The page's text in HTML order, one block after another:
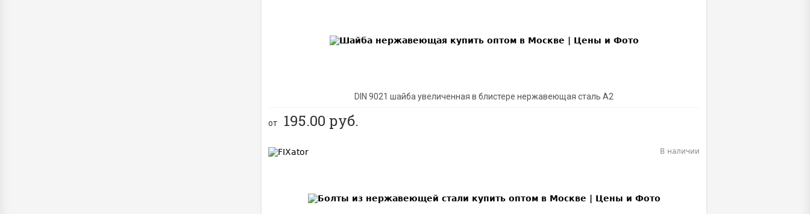
DIN 9021 шайба увеличенная в блистере нержавеющая сталь A2
от 195.00 руб.
В наличии